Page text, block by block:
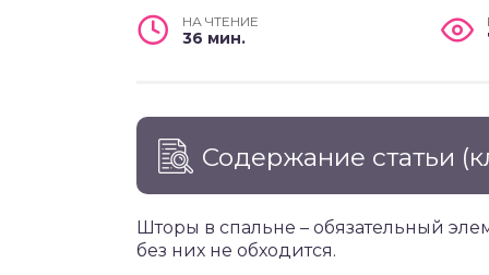
НА ЧТЕНИЕ
36 мин.
Содержание статьи
Шторы в спальне – обязательный
без них не обходится.